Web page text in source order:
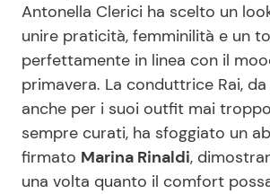
Mondo Mamma
News benessere
Salute
Viaggi e Turismo
Le
Primi
Ricette
Ricette
Antonella Clerici ha scelto un
unire praticità, femminilità e un
perfettamente in linea con il
primavera. La conduttrice Rai,
anche per i suoi outfit mai
sempre curati, ha sfoggiato un
firmato Marina Rinaldi,
una volta quanto il comfort